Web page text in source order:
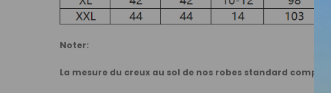
Noter:
La mesure du creux au sol de nos robes standard